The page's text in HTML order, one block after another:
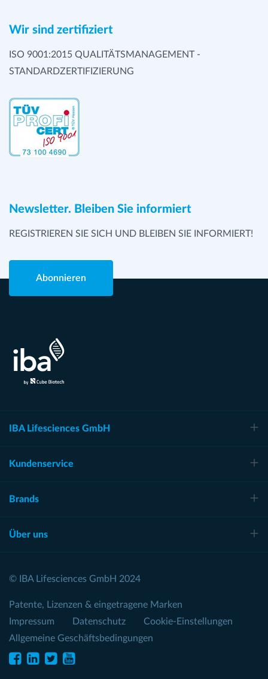
Wir sind zertifiziert
ISO 9001:2015 QUALITÄTSMANAGEMENT -
STANDARDZERTIFIZIERUNG
Newsletter. Bleiben Sie informiert
REGISTRIEREN SIE SICH UND BLEIBEN SIE INFORMIERT!
Abonnieren
IBA Lifesciences GmbH
Kundenservice
Brands
Über uns
© IBA Lifesciences GmbH 2024
Patente, Lizenzen & eingetragene Marken
Impressum
Datenschutz
Cookie-Einstellungen
Allgemeine Geschäftsbedingungen